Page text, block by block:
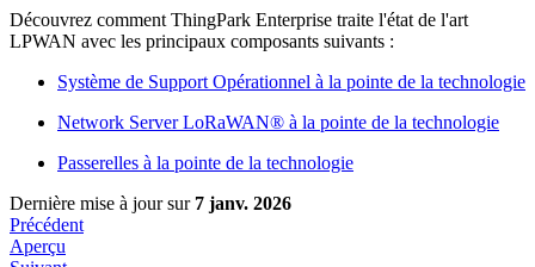
Découvrez comment ThingPark Enterprise traite l'état de l'art
LPWAN avec les principaux composants suivants :
Système de Support Opérationnel à la pointe de la technologie
Network Server LoRaWAN® à la pointe de la technologie
Passerelles à la pointe de la technologie
Dernière mise à joursur 7 janv. 2026
Précédent
Aperçu